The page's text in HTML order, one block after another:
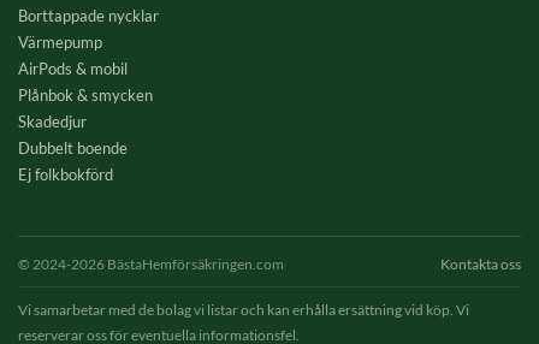
Borttappade nycklar
Värmepump
AirPods & mobil
Plånbok & smycken
Skadedjur
Dubbelt boende
Ej folkbokförd
© 2024-2026 BästaHemförsäkringen.com Kontakta oss
Vi samarbetar med de bolag vi listar och kan erhålla ersättning vid köp. Vi
reserverar oss för eventuella informationsfel.